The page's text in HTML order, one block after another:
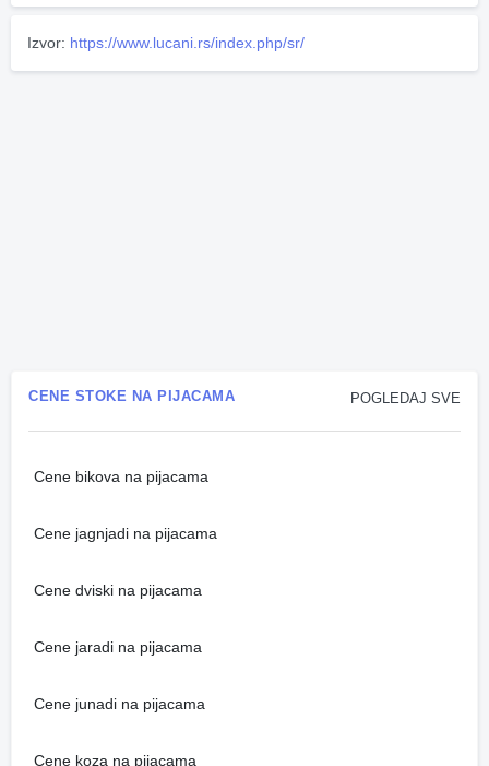
Izvor: https://www.lucani.rs/index.php/sr/
POGLEDAJ SVE
CENE STOKE NA PIJACAMA
Cene bikova na pijacama
Cene jagnjadi na pijacama
Cene dviski na pijacama
Cene jaradi na pijacama
Cene junadi na pijacama
Cene koza na pijacama